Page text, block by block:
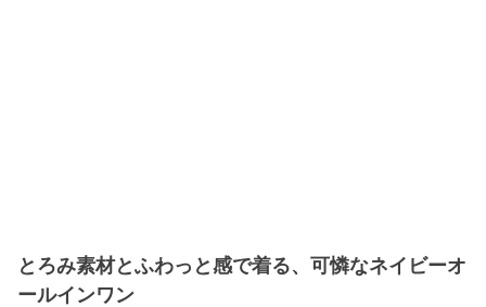
とろみ素材とふわっと感で着る、可憐なネイビーオ
ールインワン